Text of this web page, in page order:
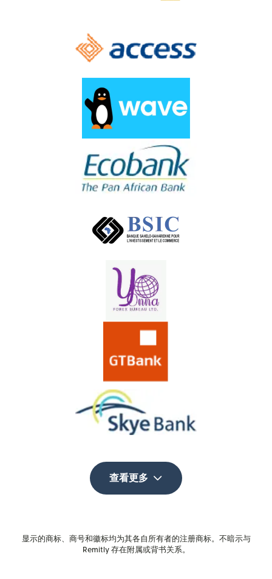
查看更多
显示的商标、商号和徽标均为其各自所有者的注册商标。不暗示与
Remitly 存在附属或背书关系。